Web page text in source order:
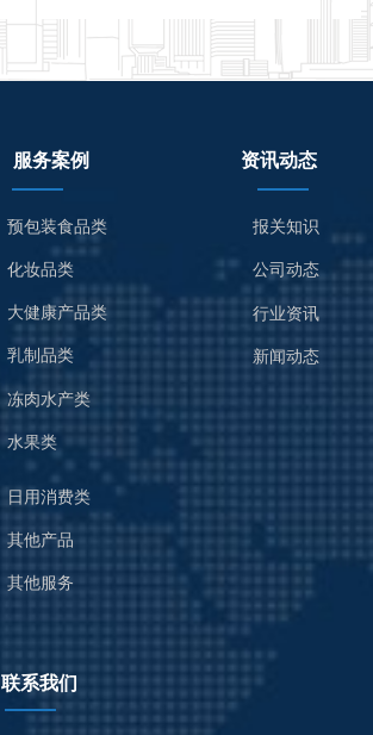
联系我们
服务案例
预包装食品类
化妆品类
大健康产品类
乳制品类
冻肉水产类
水果类
日用消费类
其他产品
其他服务
资讯动态
报关知识
公司动态
行业资讯
新闻动态